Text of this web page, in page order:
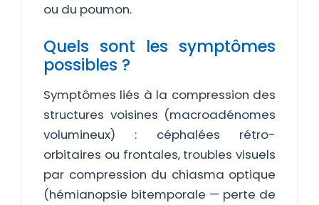
ou du poumon.
Quels sont les symptômes
possibles ?
Symptômes liés à la compression des
structures voisines (macroadénomes
volumineux) : céphalées rétro-
orbitaires ou frontales, troubles visuels
par compression du chiasma optique
(hémianopsie bitemporale — perte de